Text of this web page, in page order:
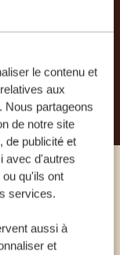
le contenu et
aux
Nous partageons
de notre site
de publicité et
avec d'autres
qu'ils ont
services.
aussi à
et
SANS
VOUS